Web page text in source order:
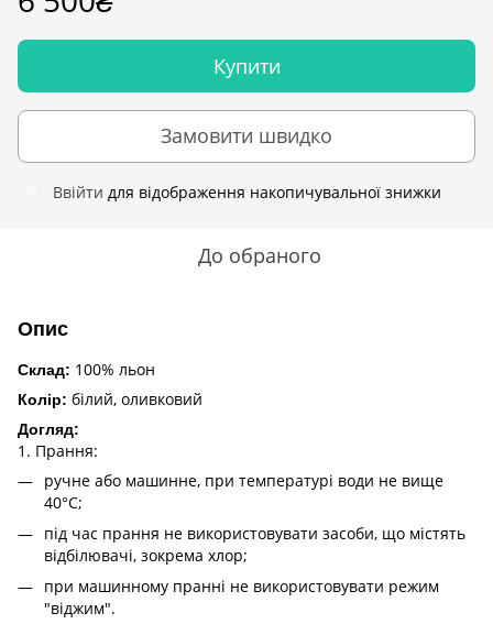
Купити
Замовити швидко
Ввійти для відображення накопичувальної знижки
До обраного
Опис
Склад: 100% льон
Колір: білий, оливковий
Догляд:
1. Прання:
ручне або машинне, при температурі води не вище
40°C;
під час прання не використовувати засоби, що містять
відбілювачі, зокрема хлор;
при машинному пранні не використовувати режим
"віджим".